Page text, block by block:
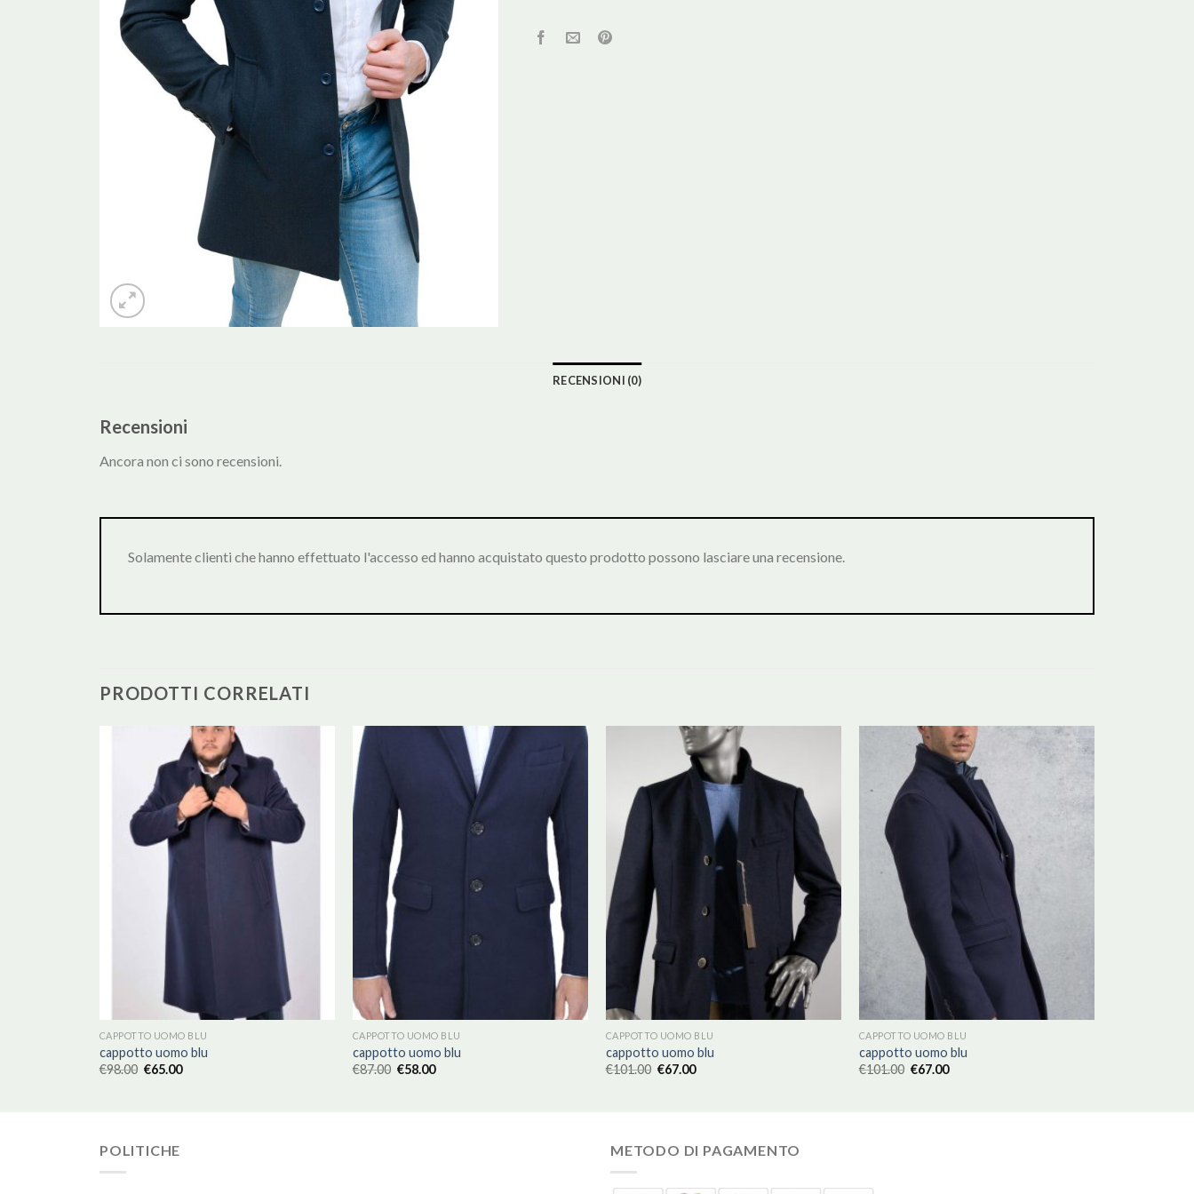
RECENSIONI (0)
Recensioni
Ancora non ci sono recensioni.
Solamente clienti che hanno effettuato l'accesso ed hanno acquistato questo prodotto possono lasciare una recensione.
PRODOTTI CORRELATI
CAPPOTTO UOMO BLU
cappotto uomo blu
€98.00 €65.00
CAPPOTTO UOMO BLU
cappotto uomo blu
€87.00 €58.00
CAPPOTTO UOMO BLU
cappotto uomo blu
€101.00 €67.00
CAPPOTTO UOMO BLU
cappotto uomo blu
€101.00 €67.00
POLITICHE METODO DI PAGAMENTO